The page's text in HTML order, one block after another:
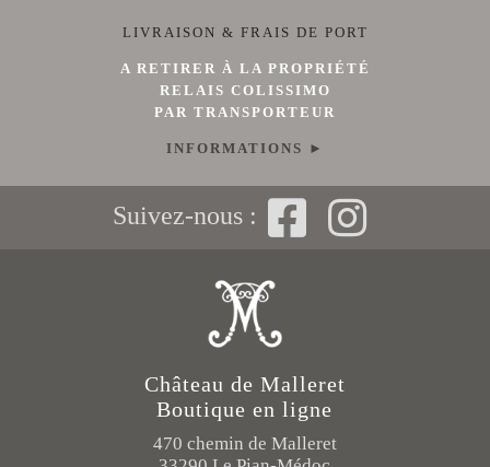
LIVRAISON & FRAIS DE PORT
A RETIRER À LA PROPRIÉTÉ
RELAIS COLISSIMO
PAR TRANSPORTEUR
INFORMATIONS ►
Suivez-nous :
Château de Malleret
Boutique en ligne
470 chemin de Malleret